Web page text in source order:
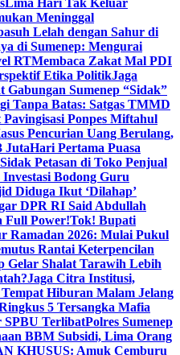
Lima Hari Tak Keluar
Meninggal
Lelah dengan Sahur di
di Sumenep: Mengurai
RTMembaca Zakat Mal PDI
Etika PolitikJaga
Sumenep “Sidak”
Tanpa Batas: Satgas TMMD
Ponpes Miftahul
Pencurian Uang Berulang,
JutaHari Pertama Puasa
Petasan di Toko Penjual
Bodong Guru
Diduga Ikut ‘Dilahap’
DPR RI Said Abdullah
Full Power!Tok! Bupati
Ramadan 2026: Mulai Pukul
Rantai Keterpencilan
Gelar Shalat Tarawih Lebih
Jaga Citra Institusi,
Hiburan Malam Jelang
5 Tersangka Mafia
SPBU TerlibatPolres Sumenep
BBM Subsidi, Lima Orang
KHUSUS: Amuk Cemburu